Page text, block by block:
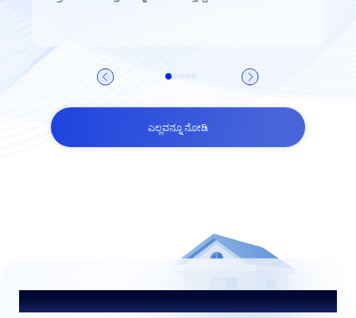
ಎಲ್ಲವನ್ನೂ ನೋಡಿ
ನಮ್ಮ ಸಲಹೆಗಾರರೊಂದಿಗೆ ಮಾತನಾಡಿ